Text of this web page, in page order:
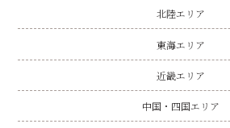
北陸エリア
東海エリア
近畿エリア
中国・四国エリア